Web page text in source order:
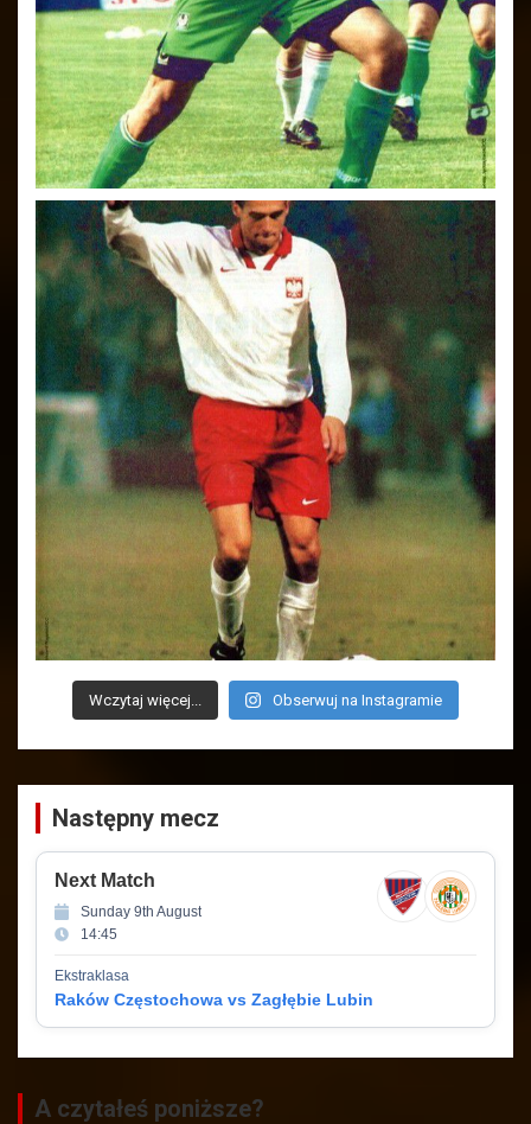
Wczytaj więcej... Obserwuj na Instagramie
Następny mecz
Next Match
Sunday 9th August
14:45
Ekstraklasa
Raków Częstochowa vs Zagłębie Lubin
A czytałeś poniższe?